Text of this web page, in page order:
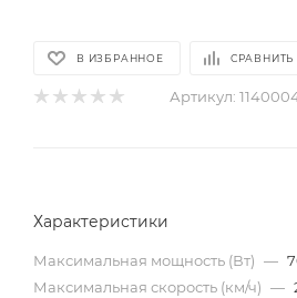
В ИЗБРАННОЕ СРАВНИТЬ
Артикул:
Характеристики
Максимальная мощность (Вт) —
Максимальная скорость (км/ч) —